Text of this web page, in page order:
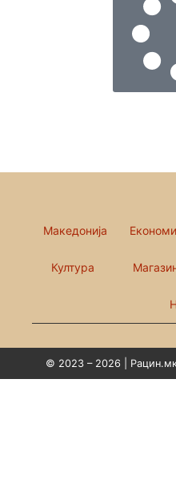
Македонија
Култура
© 2023 – 2026 |